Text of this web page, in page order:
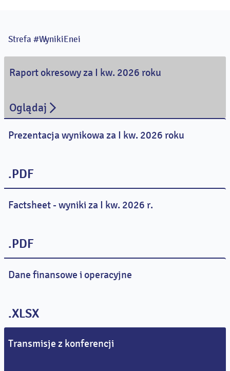
Strefa #WynikiEnei
Raport okresowy za I kw. 2026 roku
Oglądaj
Prezentacja wynikowa za I kw. 2026 roku
.PDF
Factsheet - wyniki za I kw. 2026 r.
.PDF
Dane finansowe i operacyjne
.XLSX
Transmisje z konferencji